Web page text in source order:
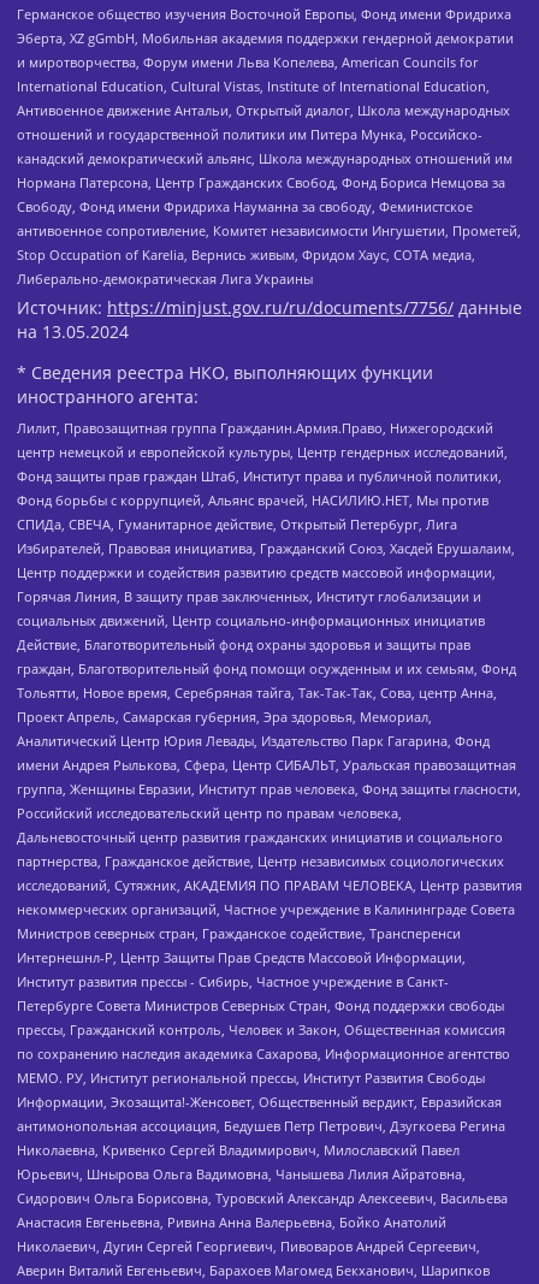
Германское общество изучения Восточной Европы, Фонд имени Фридриха
Эберта, XZ gGmbH, Мобильная академия поддержки гендерной демократии
и миротворчества, Форум имени Льва Копелева, American Councils for
International Education, Cultural Vistas, Institute of International Education,
Антивоенное движение Антальи, Открытый диалог, Школа международных
отношений и государственной политики им Питера Мунка, Российско-
канадский демократический альянс, Школа международных отношений им
Нормана Патерсона, Центр Гражданских Свобод, Фонд Бориса Немцова за
Свободу, Фонд имени Фридриха Науманна за свободу, Феминистское
антивоенное сопротивление, Комитет независимости Ингушетии, Прометей,
Stop Occupation of Karelia, Вернись живым, Фридом Хаус, СОТА медиа,
Либерально-демократическая Лига Украины
Источник: https://minjust.gov.ru/ru/documents/7756/ данные
на 13.05.2024
* Сведения реестра НКО, выполняющих функции
иностранного агента:
Лилит, Правозащитная группа Гражданин.Армия.Право, Нижегородский
центр немецкой и европейской культуры, Центр гендерных исследований,
Фонд защиты прав граждан Штаб, Институт права и публичной политики,
Фонд борьбы с коррупцией, Альянс врачей, НАСИЛИЮ.НЕТ, Мы против
СПИДа, СВЕЧА, Гуманитарное действие, Открытый Петербург, Лига
Избирателей, Правовая инициатива, Гражданский Союз, Хасдей Ерушалаим,
Центр поддержки и содействия развитию средств массовой информации,
Горячая Линия, В защиту прав заключенных, Институт глобализации и
социальных движений, Центр социально-информационных инициатив
Действие, Благотворительный фонд охраны здоровья и защиты прав
граждан, Благотворительный фонд помощи осужденным и их семьям, Фонд
Тольятти, Новое время, Серебряная тайга, Так-Так-Так, Сова, центр Анна,
Проект Апрель, Самарская губерния, Эра здоровья, Мемориал,
Аналитический Центр Юрия Левады, Издательство Парк Гагарина, Фонд
имени Андрея Рылькова, Сфера, Центр СИБАЛЬТ, Уральская правозащитная
группа, Женщины Евразии, Институт прав человека, Фонд защиты гласности,
Российский исследовательский центр по правам человека,
Дальневосточный центр развития гражданских инициатив и социального
партнерства, Гражданское действие, Центр независимых социологических
исследований, Сутяжник, АКАДЕМИЯ ПО ПРАВАМ ЧЕЛОВЕКА, Центр развития
некоммерческих организаций, Частное учреждение в Калининграде Совета
Министров северных стран, Гражданское содействие, Трансперенси
Интернешнл-Р, Центр Защиты Прав Средств Массовой Информации,
Институт развития прессы - Сибирь, Частное учреждение в Санкт-
Петербурге Совета Министров Северных Стран, Фонд поддержки свободы
прессы, Гражданский контроль, Человек и Закон, Общественная комиссия
по сохранению наследия академика Сахарова, Информационное агентство
МЕМО. РУ, Институт региональной прессы, Институт Развития Свободы
Информации, Экозащита!-Женсовет, Общественный вердикт, Евразийская
антимонопольная ассоциация, Бедушев Петр Петрович, Дзугкоева Регина
Николаевна, Кривенко Сергей Владимирович, Милославский Павел
Юрьевич, Шнырова Ольга Вадимовна, Чанышева Лилия Айратовна,
Сидорович Ольга Борисовна, Туровский Александр Алексеевич, Васильева
Анастасия Евгеньевна, Ривина Анна Валерьевна, Бойко Анатолий
Николаевич, Дугин Сергей Георгиевич, Пивоваров Андрей Сергеевич,
Аверин Виталий Евгеньевич, Барахоев Магомед Бекханович, Шарипков